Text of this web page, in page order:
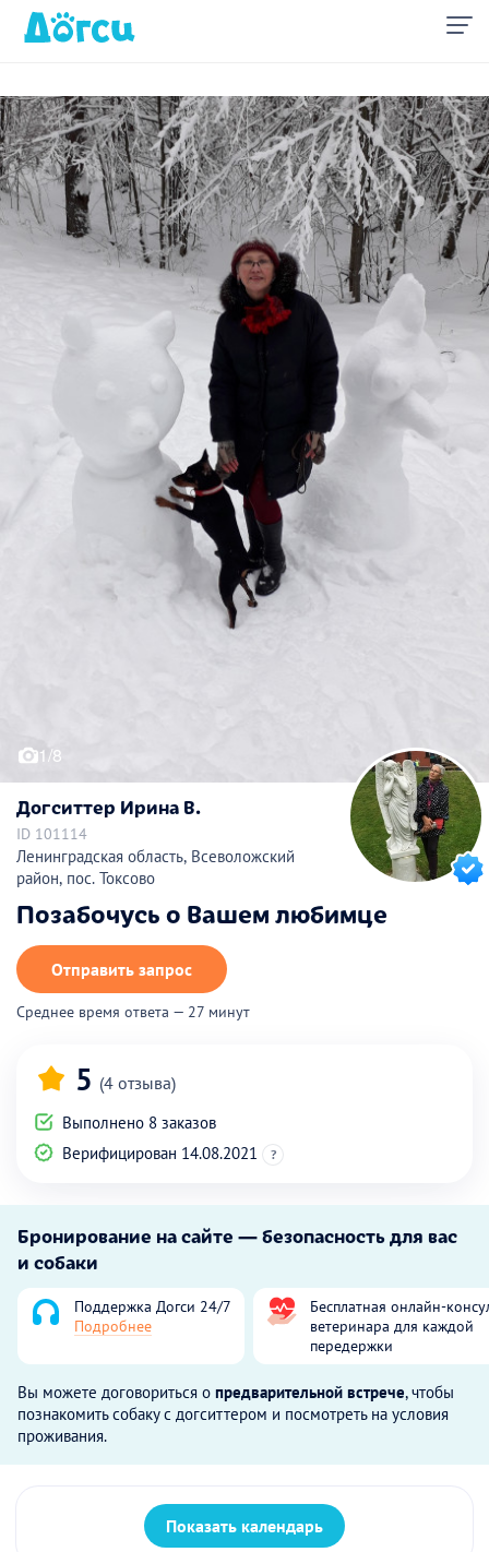
1/8
Догситтер Ирина В.
ID 101114
Ленинградская область, Всеволожский
район, пос. Токсово
Позабочусь о Вашем любимце
Отправить запрос
Среднее время ответа — 27 минут
5 (4 отзыва)
Выполнено 8 заказов
Верифицирован 14.08.2021
?
Бронирование на сайте — безопасность для вас
и собаки
Поддержка Догси 24/7
Подробнее
Бесплатная онлайн-
ветеринара для каждой
передержки
Вы можете договориться о предварительной встрече, чтобы
познакомить собаку с догситтером и посмотреть на условия
проживания.
Показать календарь